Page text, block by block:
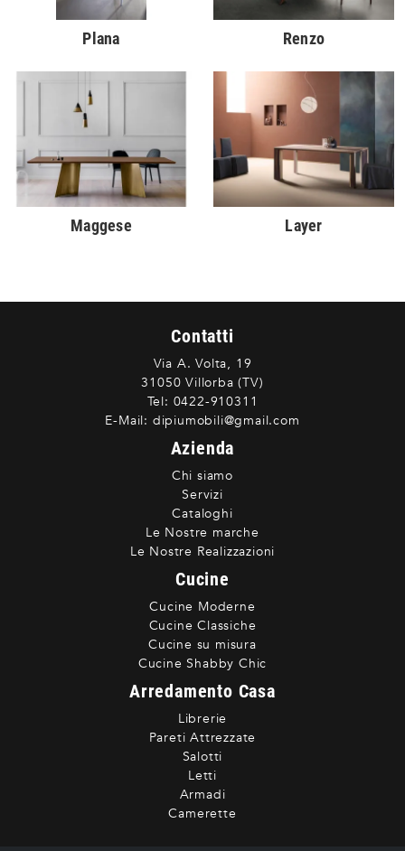
Plana Renzo
Maggese Layer
Contatti
Via A. Volta, 19
31050 Villorba (TV)
Tel: 0422-910311
E-Mail: dipiumobili@gmail.com
Azienda
Chi siamo
Servizi
Cataloghi
Le Nostre marche
Le Nostre Realizzazioni
Cucine
Cucine Moderne
Cucine Classiche
Cucine su misura
Cucine Shabby Chic
Arredamento Casa
Librerie
Pareti Attrezzate
Salotti
Letti
Armadi
Camerette